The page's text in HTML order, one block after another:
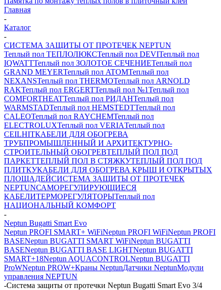
Главная
-
Каталог
-
СИСТЕМА ЗАЩИТЫ ОТ ПРОТЕЧЕК NEPTUN
Теплый пол ТЕПЛОЛЮКСТеплый пол DEVIТеплый пол
IQWATTТеплый пол ЗОЛОТОЕ СЕЧЕНИЕТеплый пол
GRAND MEYERТеплый пол ATOMТеплый пол
NEXANSТеплый пол THERMOТеплый пол ARNOLD
RAKТеплый пол ERGERTТеплый пол №1Теплый пол
COMFORTHEATТеплый пол РИДАНТеплый пол
WARMSTADТеплый пол HEMSTEDTТеплый пол
CALEOТеплый пол RAYCHEMТеплый пол
ELECTROLUXТеплый пол VERIAТеплый пол
CEILHITКАБЕЛИ ДЛЯ ОБОГРЕВА
ТРУБПРОМЫШЛЕННЫЙ И АРХИТЕКТУРНО-
СТРОИТЕЛЬНЫЙ ОБОГРЕВТЕПЛЫЙ ПОЛ ПОД
ПАРКЕТТЕПЛЫЙ ПОЛ В СТЯЖКУТЕПЛЫЙ ПОЛ ПОД
ПЛИТКУКАБЕЛИ ДЛЯ ОБОГРЕВА КРЫШ И ОТКРЫТЫХ
ПЛОЩАДЕЙСИСТЕМА ЗАЩИТЫ ОТ ПРОТЕЧЕК
NEPTUNСАМОРЕГУЛИРУЮЩИЕСЯ
КАБЕЛИТЕРМОРЕГУЛЯТОРЫТеплый пол
НАЦИОНАЛЬНЫЙ КОМФОРТ
-
Neptun Bugatti Smart Evo
Neptun PROFI SMART+ WiFiNeptun PROFI WiFiNeptun PROFI
BASENeptun BUGATTI SMART WiFiNeptun BUGATTI
BASENeptun BUGATTI BASE LIGHTNeptun BUGATTI
SMART+18Neptun AQUACONTROLNeptun BUGATTI
ProWNeptun PROW+Краны NeptunДатчики NeptunМодули
управления NEPTUN
-Система защиты от протечки Neptun Bugatti Smart Evo 3/4